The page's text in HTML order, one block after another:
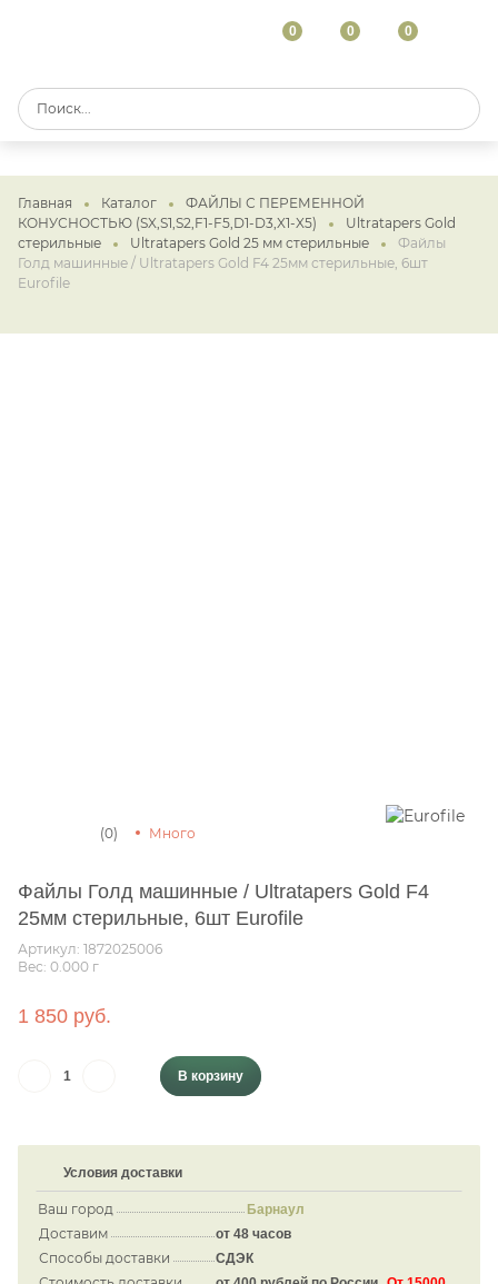
0 0 0
Главная Каталог
ФАЙЛЫ С ПЕРЕМЕННОЙ
КОНУСНОСТЬЮ (SX,S1,S2,F1-F5,D1-D3,X1-X5)
Ultratapers Gold
стерильные
Ultratapers Gold 25 мм стерильные
Файлы
Голд машинные / Ultratapers Gold F4 25мм стерильные, 6шт
Eurofile
(0) Много
Файлы Голд машинные / Ultratapers Gold F4
25мм стерильные, 6шт Eurofile
Артикул: 1872025006
Вес: 0.000 г
1 850 руб.
В корзину
Условия доставки
Ваш город Барнаул
Доставим от 48 часов
Способы доставки СДЭК